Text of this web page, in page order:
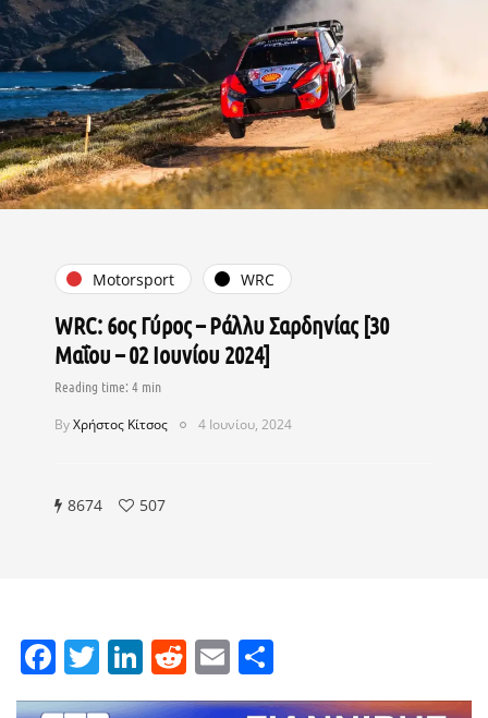
Motorsport WRC
WRC: 6ος Γύρος – Ράλλυ Σαρδηνίας [30
Μαΐου – 02 Ιουνίου 2024]
ByΧρήστος Κίτσος 4 Ιουνίου, 2024
8674 507
Facebook
Twitter
LinkedIn
Reddit
Email